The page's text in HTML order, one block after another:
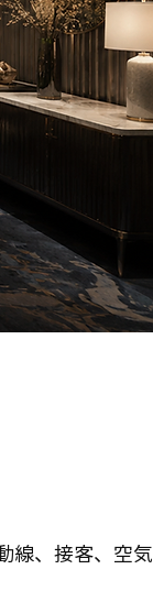
線、接客、空気